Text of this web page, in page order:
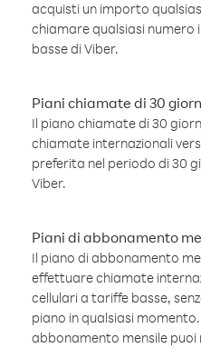
acquisti un importo
chiamare qualsiasi
basse di Viber.
Piani chiamate di 30
Il piano chiamate di 30
chiamate internazionali
preferita nel periodo di 30
Viber.
Piani di abbonamento
Il piano di abbonamento
effettuare chiamate
cellulari a tariffe basse,
piano in qualsiasi
abbonamento mensile